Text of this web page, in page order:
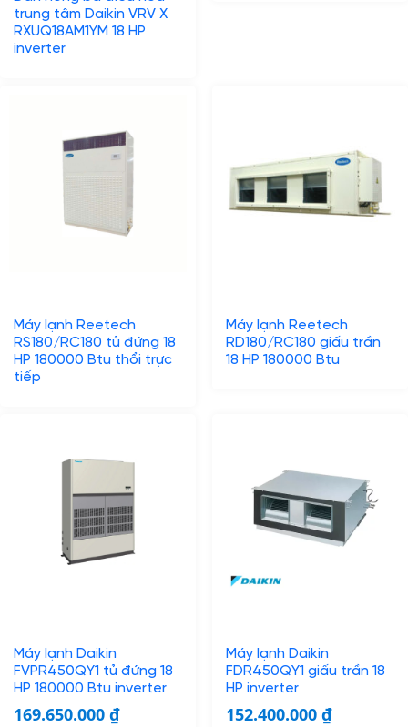
trung tâm Daikin VRV X
RXUQ18AM1YM 18 HP
inverter
Máy lạnh Reetech
RS180/RC180 tủ đứng 18
HP 180000 Btu thổi trực
tiếp
Máy lạnh Reetech
RD180/RC180 giấu trần
18 HP 180000 Btu
Máy lạnh Daikin
FVPR450QY1 tủ đứng 18
HP 180000 Btu inverter
169.650.000 ₫
Máy lạnh Daikin
FDR450QY1 giấu trần 18
HP inverter
152.400.000 ₫